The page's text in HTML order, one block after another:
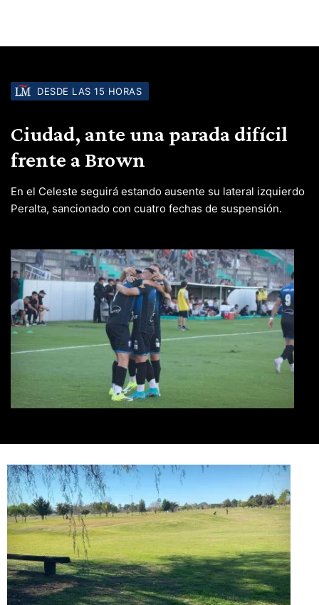
DESDE LAS 15 HORAS
Ciudad, ante una parada difícil
frente a Brown
En el Celeste seguirá estando ausente su lateral izquierdo
Peralta, sancionado con cuatro fechas de suspensión.